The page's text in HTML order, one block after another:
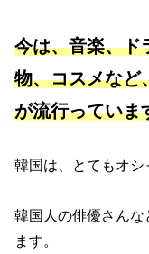
今は、音楽、ド
物、コスメなど
が流行っていま
韓国は、とてもオ
韓国人の俳優さんな
ます。